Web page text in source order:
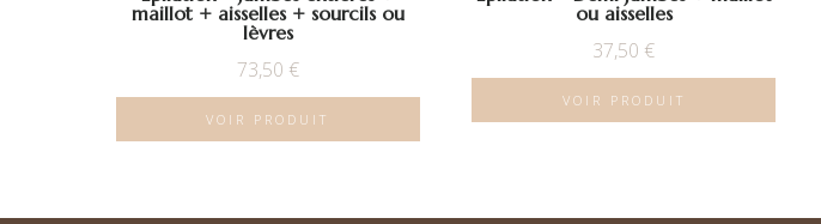
maillot + aisselles + sourcils ou
lèvres
73,50 €
VOIR PRODUIT
ou aisselles
37,50 €
VOIR PRODUIT